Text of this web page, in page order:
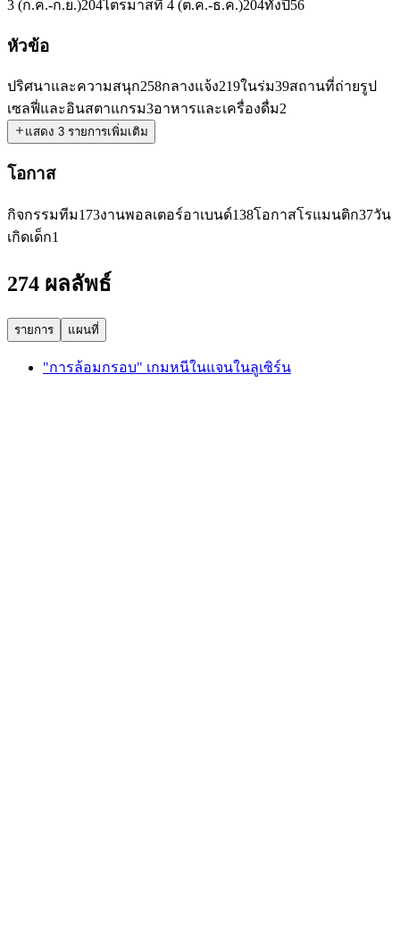
3 (ก.ค.-ก.ย.)204ไตรมาสที่ 4 (ต.ค.-ธ.ค.)204ทั้งปี56
หัวข้อ
ปริศนาและความสนุก258กลางแจ้ง219ในร่ม39สถานที่ถ่ายรูป
เซลฟี่และอินสตาแกรม3อาหารและเครื่องดื่ม2
แสดง 3 รายการเพิ่มเติม
โอกาส
กิจกรรมทีม173งานพอลเตอร์อาเบนด์138โอกาสโรแมนติก37วัน
เกิดเด็ก1
274 ผลลัพธ์
รายการ แผนที่
"การล้อมกรอบ" เกมหนีในแจนในลูเซิร์น